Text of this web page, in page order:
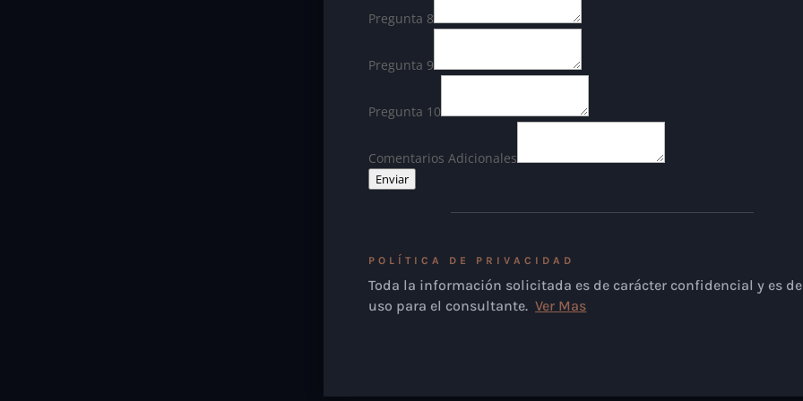
Pregunta 8
Pregunta 9
Pregunta 10
Comentarios Adicionales
Enviar
POLÍTICA DE PRIVACIDAD
Toda la información solicitada es de carácter confidencial y es
uso para el consultante.Ver Mas